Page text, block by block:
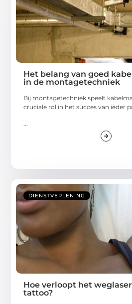
Het belang van goed
in de montagetechniek
Bij montagetechniek speelt
cruciale rol in het succes van ieder
DIENSTVERLENING
Hoe verloopt het
tattoo?